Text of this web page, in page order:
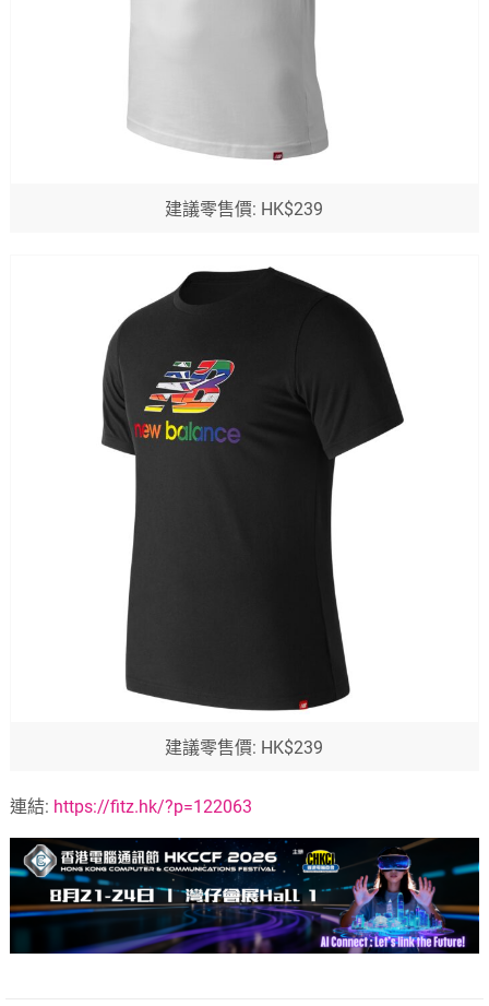
建議零售價: HK$239
建議零售價: HK$239
連結: https://fitz.hk/?p=122063